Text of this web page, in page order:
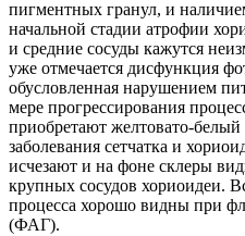
пигментных гранул, и
начальной стадии атрофии
и средние сосуды кажутся
уже отмечается дисфункция
обусловленная нарушением
мере прогрессирования
приобретают желтовато-
заболевания сетчатка и
исчезают и на фоне склеры
крупных сосудов хориоидеи.
процесса хорошо видны при
(ФАГ).